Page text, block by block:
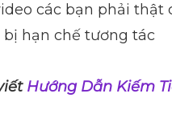
các bạn phải
hạn chế tương tác
Hướng Dẫn Kiếm